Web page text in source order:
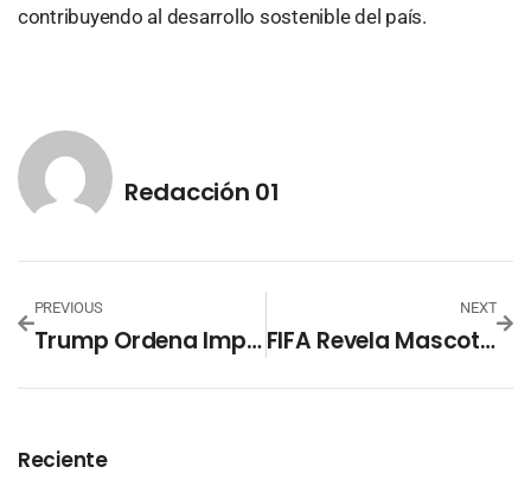
contribuyendo al desarrollo sostenible del país.
Redacción 01
PREVIOUS
Trump Ordena Imponer Cuota Anual De $100,000 Para Solicitudes De Visa H-1B
NEXT
FIFA Revela Mascotas Del Mundial 2026
Reciente